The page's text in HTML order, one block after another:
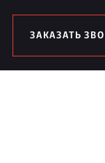
ЗАКАЗАТЬ